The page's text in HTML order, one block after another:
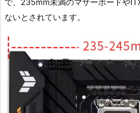
で、235mm未満のマザーボードや
ないとされています。